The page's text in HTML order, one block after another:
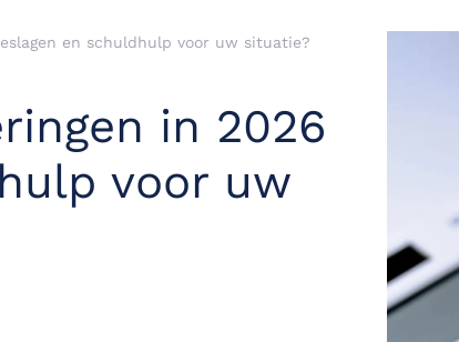
en schuldhulp voor uw situatie?
in 2026
voor uw